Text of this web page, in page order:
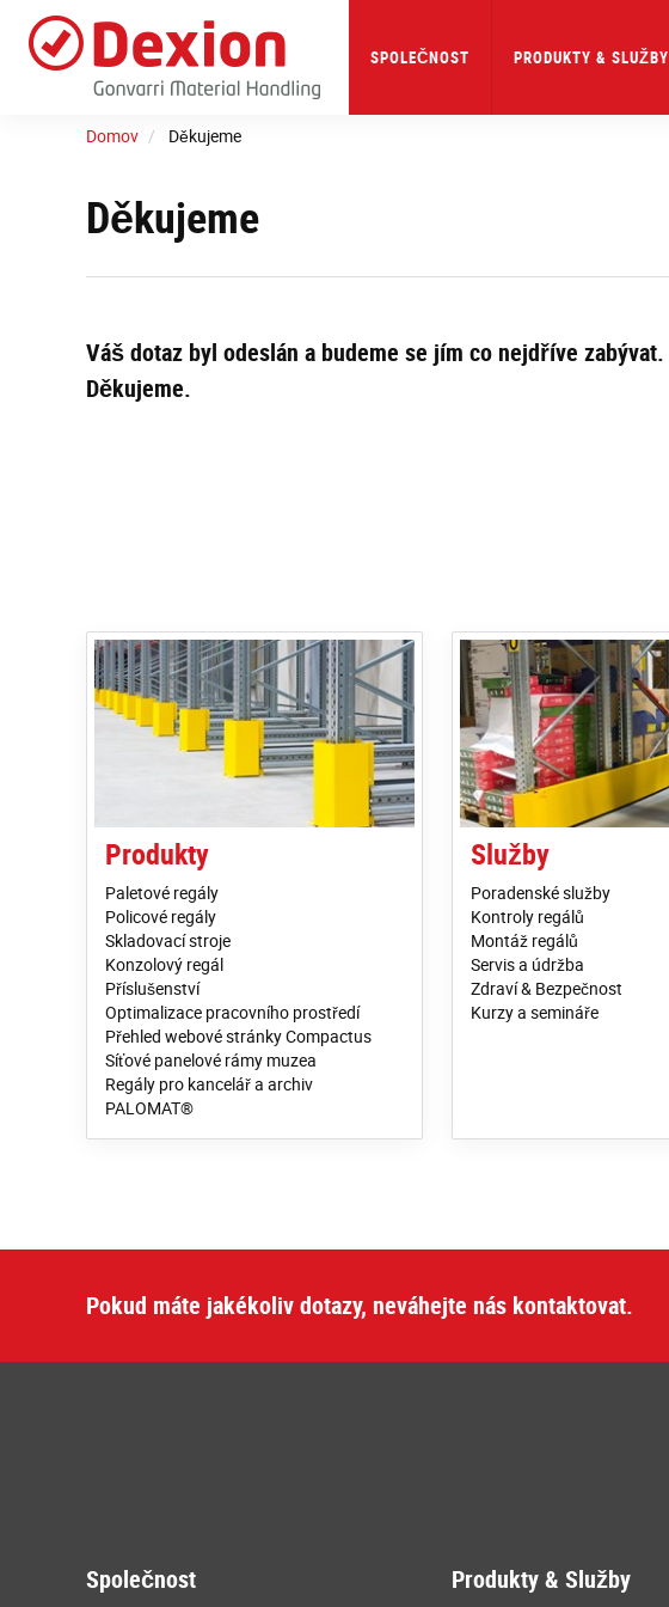
main
SPOLEČNOST PRODUKTY & SLUŽBY
Domov Děkujeme
Děkujeme
Váš dotaz byl odeslán a budeme se jím co nejdříve zabývat.
Děkujeme.
Produkty
Paletové regály
Policové regály
Skladovací stroje
Konzolový regál
Příslušenství
Optimalizace pracovního prostředí
Přehled webové stránky Compactus
Síťové panelové rámy muzea
Regály pro kancelář a archiv
PALOMAT®
Služby
Poradenské služby
Kontroly regálů
Montáž regálů
Servis a údržba
Zdraví & Bezpečnost
Kurzy a semináře
Pokud máte jakékoliv dotazy, neváhejte nás kontaktovat.
Společnost Produkty & Služby